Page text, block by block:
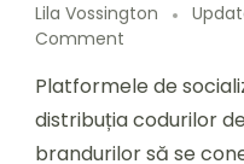
Lila Vossington
Comment
de
reducere
Platformele de
distribuția codurilor
brandurilor să se